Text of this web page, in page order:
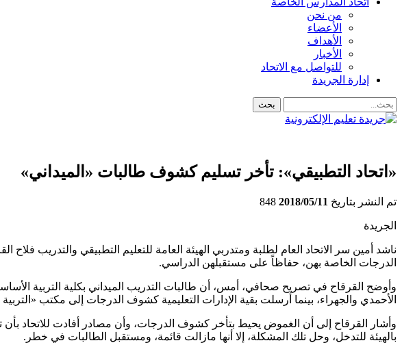
من نحن
الأعضاء
الأهداف
الأخبار
للتواصل مع الاتحاد
إدارة الجريدة
«اتحاد التطبيقي»: تأخر تسليم كشوف طالبات «الميداني»
تم النشر بتاريخ 2018/05/11
848
الجريدة
ناشد أمين سر الاتحاد العام لطلبة ومتدربي الهيئة العامة للتعليم التطبيقي والتدريب
الدرجات الخاصة بهن، حفاظاً على مستقبلهن الدراسي.
وأوضح القرقاح في تصريح صحافي، أمس، أن طالبات التدريب الميداني بكلية التربية
الأحمدي والجهراء، بينما أرسلت بقية الإدارات التعليمية كشوف الدرجات إلى مكتب «التربية
وأشار القرقاح إلى أن الغموض يحيط بتأخر كشوف الدرجات، وأن مصادر أفادت للاتحاد بأن
بالهيئة للتدخل، وحل تلك المشكلة، إلا أنها مازالت قائمة، ومستقبل الطالبات في خطر.